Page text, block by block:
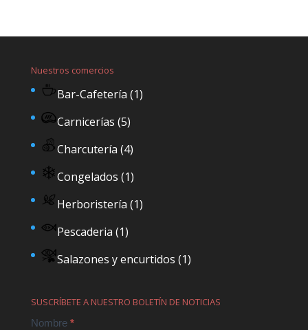
Nuestros comercios
Bar-Cafetería (1)
Carnicerías (5)
Charcutería (4)
Congelados (1)
Herboristería (1)
Pescaderia (1)
Salazones y encurtidos (1)
SUSCRÍBETE A NUESTRO BOLETÍN DE NOTICIAS
Contact
Nombre *